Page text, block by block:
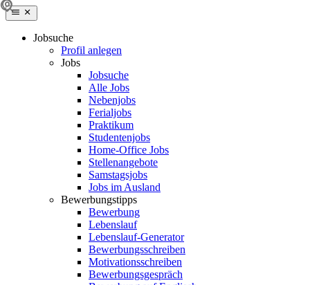
Jobsuche
Profil anlegen
Jobs
Jobsuche
Alle Jobs
Nebenjobs
Ferialjobs
Praktikum
Studentenjobs
Home-Office Jobs
Stellenangebote
Samstagsjobs
Jobs im Ausland
Bewerbungstipps
Bewerbung
Lebenslauf
Lebenslauf-Generator
Bewerbungsschreiben
Motivationsschreiben
Bewerbungsgespräch